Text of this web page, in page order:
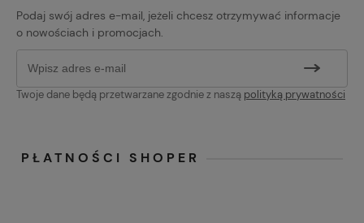
Podaj swój adres e-mail, jeżeli chcesz otrzymywać informacje
o nowościach i promocjach.
Twoje dane będą przetwarzane zgodnie z naszą polityką prywatności
PŁATNOŚCI SHOPER